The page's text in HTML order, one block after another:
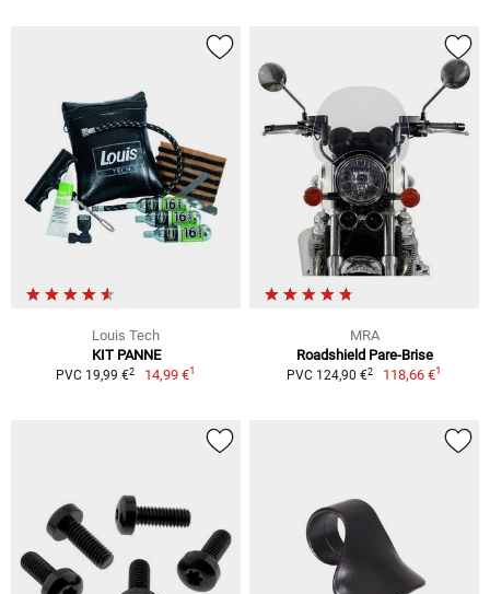
Louis Tech
KIT PANNE
PVC 19,99 €2 14,99 €1
MRA
Roadshield Pare-Brise
PVC 124,90 €2 118,66 €1